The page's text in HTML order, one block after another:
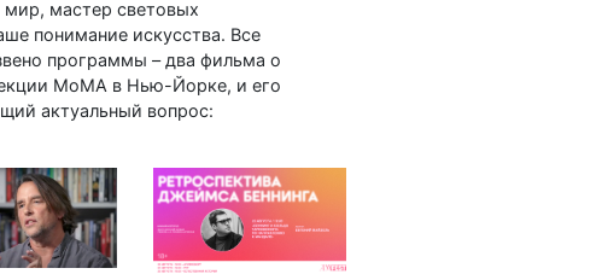
мир, мастер световых
понимание искусства. Все
программы – два фильма о
МоМА в Нью-Йорке, и его
актуальный вопрос: